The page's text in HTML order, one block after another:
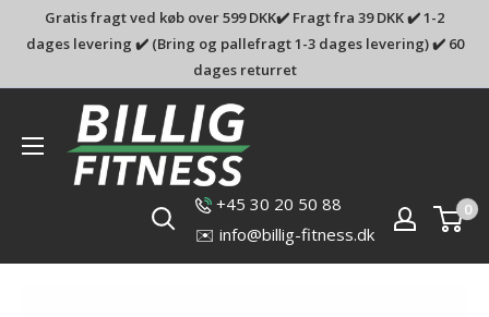
Gratis fragt ved køb over 599 DKK✔️ Fragt fra 39 DKK ✔️ 1-2
dages levering ✔️ (Bring og pallefragt 1-3 dages levering) ✔️ 60
dages returret
Billig-
fitness.dk
+45 30 20 50 88
✉️ info@billig-fitness.dk
0